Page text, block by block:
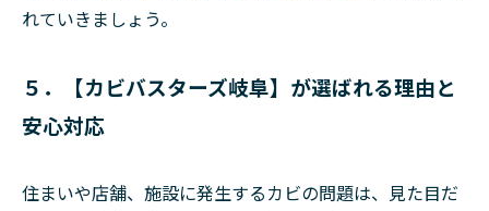
れていきましょう。
５．【カビバスターズ岐阜】が選ばれる理由と
安心対応
住まいや店舗、施設に発生するカビの問題は、見た目だ